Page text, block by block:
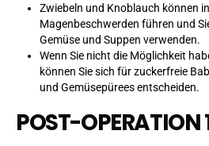
Zwiebeln und Knoblauch können
Magenbeschwerden führen und
Gemüse und Suppen verwenden.
Wenn Sie nicht die Möglichkeit
können Sie sich für zuckerfreie
und Gemüsepürees entscheiden.
POST-OPERATION